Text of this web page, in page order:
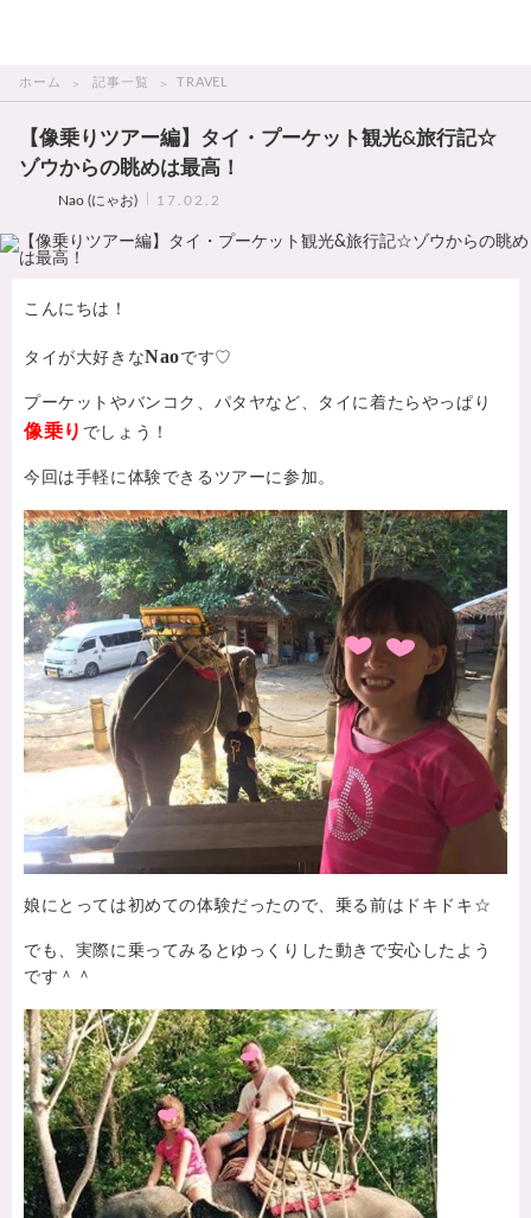
ホーム 記事一覧 TRAVEL
【像乗りツアー編】タイ・プーケット観光&旅行記☆
ゾウからの眺めは最高！
Nao (にゃお) 17.02.2
こんにちは！
タイが大好きなNaoです♡
プーケットやバンコク、パタヤなど、タイに着たらやっぱり
像乗り でしょう！
今回は手軽に体験できるツアーに参加。
娘にとっては初めての体験だったので、乗る前はドキドキ☆
でも、実際に乗ってみるとゆっくりした動きで安心したよう
です＾＾